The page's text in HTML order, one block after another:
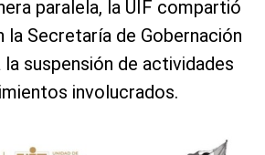
paralela, la UIF compartió
la Secretaría de Gobernación
suspensión de actividades
involucrados.